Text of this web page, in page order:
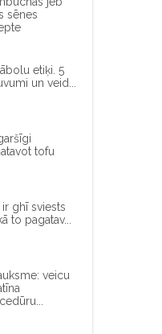
sēnes
ābolu etiķi. 5
un veid...
tofu
ir ghī sviests
to pagatav...
veicu